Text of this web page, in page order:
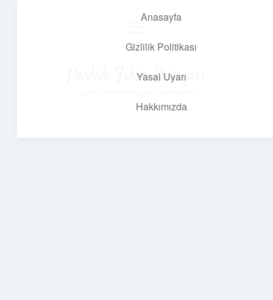
Anasayfa
Gizlilik Politikası
Yasal Uyarı
Hakkımızda
Parlak Fikir Dünyası